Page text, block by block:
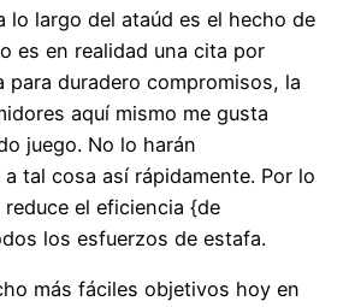
lo largo del ataúd es el hecho de
es en realidad una cita por
para duradero compromisos, la
aquí mismo me gusta
juego. No lo harán
tal cosa así rápidamente. Por lo
el eficiencia {de
los esfuerzos de estafa.
más fáciles objetivos hoy en